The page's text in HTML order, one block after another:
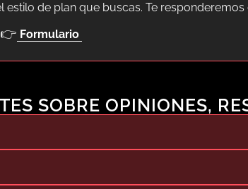
estilo de plan que buscas. Te
👉 Formulario
SOBRE OPINIONES,